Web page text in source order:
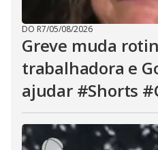
DO R7/05/08/2026
Greve muda
trabalhadora e
ajudar #Shorts